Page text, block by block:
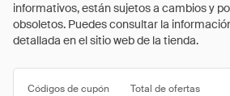
informativos, están sujetos a cambios y
obsoletos. Puedes consultar la
detallada en el sitio web de la tienda.
Códigos de cupón Total de ofertas